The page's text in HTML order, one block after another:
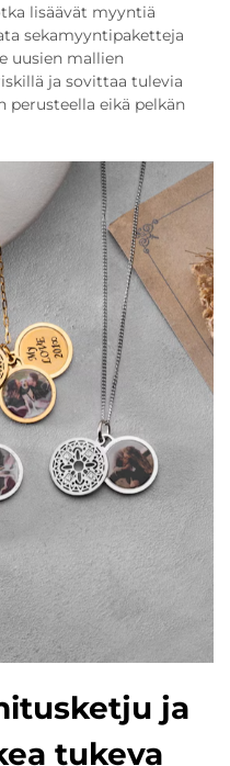
lisäävät myyntiä
sekamyyntipaketteja
uusien mallien
ja sovittaa tulevia
eikä pelkän
ja
tukeva